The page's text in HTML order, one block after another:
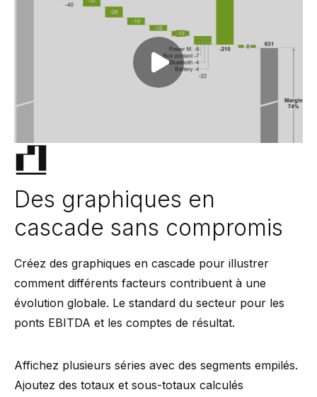
Des graphiques en
cascade sans compromis
Créez des graphiques en cascade pour illustrer
comment différents facteurs contribuent à une
évolution globale. Le standard du secteur pour les
ponts EBITDA et les comptes de résultat.
Affichez plusieurs séries avec des segments empilés.
Ajoutez des totaux et sous-totaux calculés
Play video